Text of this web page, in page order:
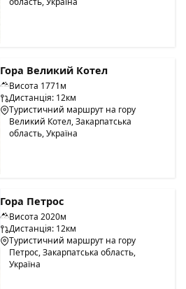
Гора Великий Котел
Висота 1771м
Дистанція: 12км
Туристичний маршрут на гору
Великий Котел, Закарпатська
область, Україна
Гора Петрос
Висота 2020м
Дистанція: 12км
Туристичний маршрут на гору
Петрос, Закарпатська область,
Україна